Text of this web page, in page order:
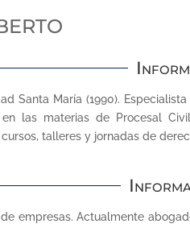
María (1990).
las materias de Procesal
talleres y jornadas de
empresas. Actualmente